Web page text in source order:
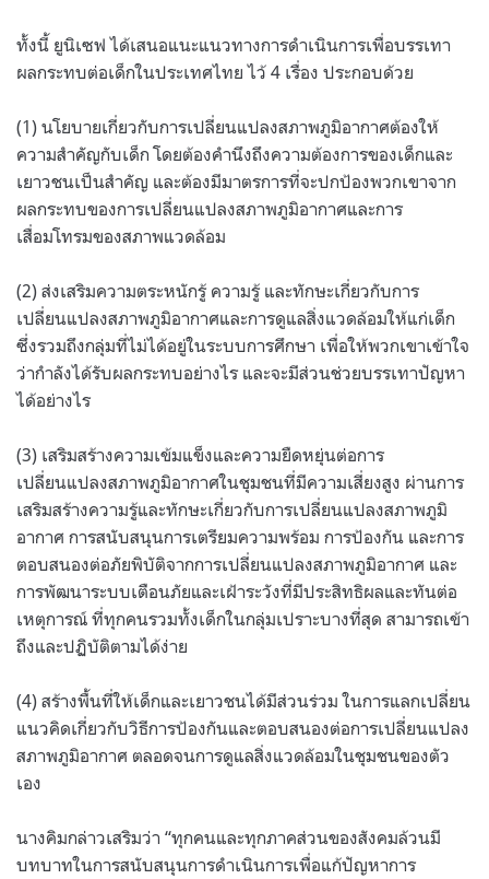
ทั้งนี้ ยูนิเซฟ ได้เสนอแนะแนวทางการดำเนินการเพื่อบรรเทา
ผลกระทบต่อเด็กในประเทศไทย ไว้ 4 เรื่อง ประกอบด้วย
(1) นโยบายเกี่ยวกับการเปลี่ยนแปลงสภาพภูมิอากาศต้องให้
ความสำคัญกับเด็ก โดยต้องคำนึงถึงความต้องการของเด็กและ
เยาวชนเป็นสำคัญ และต้องมีมาตรการที่จะปกป้องพวกเขาจาก
ผลกระทบของการเปลี่ยนแปลงสภาพภูมิอากาศและการ
เสื่อมโทรมของสภาพแวดล้อม
(2) ส่งเสริมความตระหนักรู้ ความรู้ และทักษะเกี่ยวกับการ
เปลี่ยนแปลงสภาพภูมิอากาศและการดูแลสิ่งแวดล้อมให้แก่เด็ก
ซึ่งรวมถึงกลุ่มที่ไม่ได้อยู่ในระบบการศึกษา เพื่อให้พวกเขาเข้าใจ
ว่ากำลังได้รับผลกระทบอย่างไร และจะมีส่วนช่วยบรรเทาปัญหา
ได้อย่างไร
(3) เสริมสร้างความเข้มแข็งและความยืดหยุ่นต่อการ
เปลี่ยนแปลงสภาพภูมิอากาศในชุมชนที่มีความเสี่ยงสูง ผ่านการ
เสริมสร้างความรู้และทักษะเกี่ยวกับการเปลี่ยนแปลงสภาพภูมิ
อากาศ การสนับสนุนการเตรียมความพร้อม การป้องกัน และการ
ตอบสนองต่อภัยพิบัติจากการเปลี่ยนแปลงสภาพภูมิอากาศ และ
การพัฒนาระบบเตือนภัยและเฝ้าระวังที่มีประสิทธิผลและทันต่อ
เหตุการณ์ ที่ทุกคนรวมทั้งเด็กในกลุ่มเปราะบางที่สุด สามารถเข้า
ถึงและปฏิบัติตามได้ง่าย
(4) สร้างพื้นที่ให้เด็กและเยาวชนได้มีส่วนร่วม ในการแลกเปลี่ยน
แนวคิดเกี่ยวกับวิธีการป้องกันและตอบสนองต่อการเปลี่ยนแปลง
สภาพภูมิอากาศ ตลอดจนการดูแลสิ่งแวดล้อมในชุมชนของตัว
เอง
นางคิมกล่าวเสริมว่า “ทุกคนและทุกภาคส่วนของสังคมล้วนมี
บทบาทในการสนับสนุนการดำเนินการเพื่อแก้ปัญหาการ